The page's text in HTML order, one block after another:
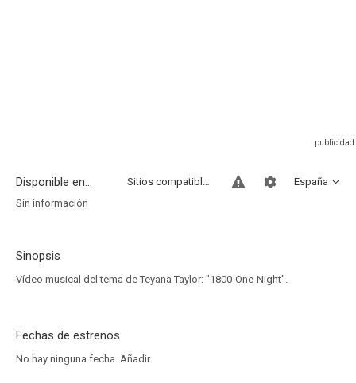
Disponible en... España
Sitios compatibles
Sin información
Sinopsis
Vídeo musical del tema de Teyana Taylor: "1800-One-Night".
Fechas de estrenos
No hay ninguna fecha. Añadir